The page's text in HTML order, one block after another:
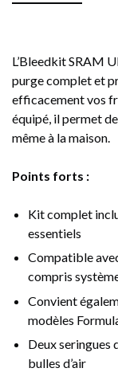
L’Bleedkit SRAM
purge complet et
efficacement vos
équipé, il permet
même à la maison.
Points forts :
Kit complet
essentiels
Compatible
compris
Convient
modèles
Deux seringues
bulles d’air